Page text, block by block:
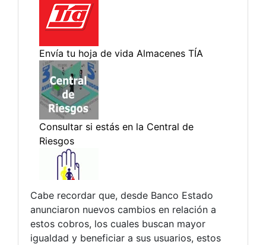
Cabe recordar que, desde Banco Estado
anunciaron nuevos cambios en relación a
estos cobros, los cuales buscan mayor
igualdad y beneficiar a sus usuarios, estos